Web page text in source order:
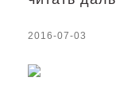
2016-07-03